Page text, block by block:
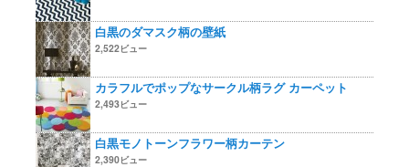
白黒のダマスク柄の壁紙
2,522ビュー
カラフルでポップなサークル柄ラグ カーペット
2,493ビュー
白黒モノトーンフラワー柄カーテン
2,390ビュー